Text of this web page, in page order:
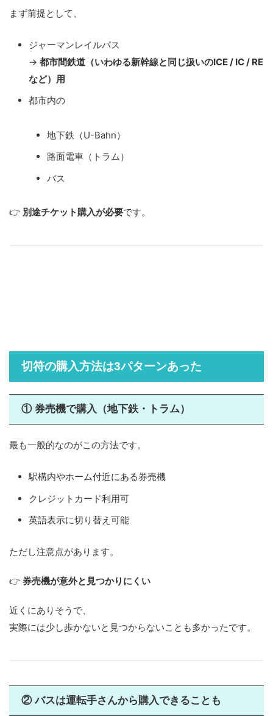
まず前提として、
ジャーマンレイルパス
→ 都市間鉄道（いわゆる新幹線と同じ扱いのICE / IC / RE
など）用
都市内の
地下鉄（U-Bahn）
路面電車（トラム）
バス
👉 別途チケット購入が必要です。
切符の購入方法は3パターンあった
① 券売機で購入（地下鉄・トラム）
最も一般的なのがこの方法です。
駅構内やホーム付近にある券売機
クレジットカード利用可
英語表示に切り替え可能
ただし注意点があります。
👉 券売機が意外と見つかりにくい
近くにありそうで、
実際には少し歩かないと見つからないことも多かったです。
② バスは運転手さんから購入できることも